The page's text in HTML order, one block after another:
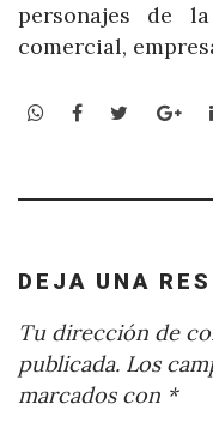
personajes de
comercial,
WhatsApp
Facebook
Twitter
DEJA UNA
Tu dirección de
publicada. Los
marcados con *